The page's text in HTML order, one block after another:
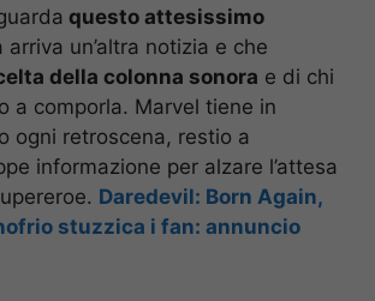
questo attesissimo
arriva un’altra notizia e che
della colonna sonora e di chi
a comporla. Marvel tiene in
ogni retroscena, restio a
informazione per alzare l’attesa
Daredevil: Born Again,
stuzzica i fan: annuncio